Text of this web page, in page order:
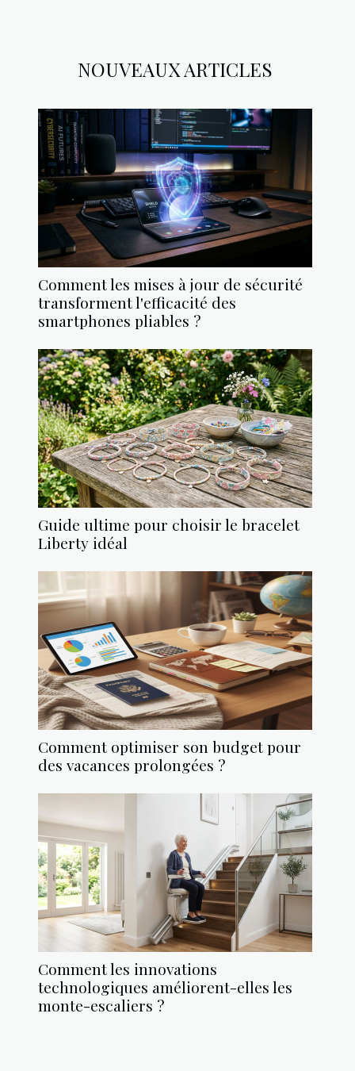
NOUVEAUX ARTICLES
Comment les mises à jour de sécurité
transforment l'efficacité des
smartphones pliables ?
Guide ultime pour choisir le bracelet
Liberty idéal
Comment optimiser son budget pour
des vacances prolongées ?
Comment les innovations
technologiques améliorent-elles les
monte-escaliers ?